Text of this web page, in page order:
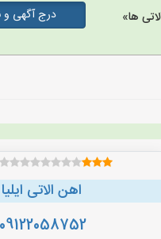
ها»
درج آگهی و
اهن الاتی
09122058752